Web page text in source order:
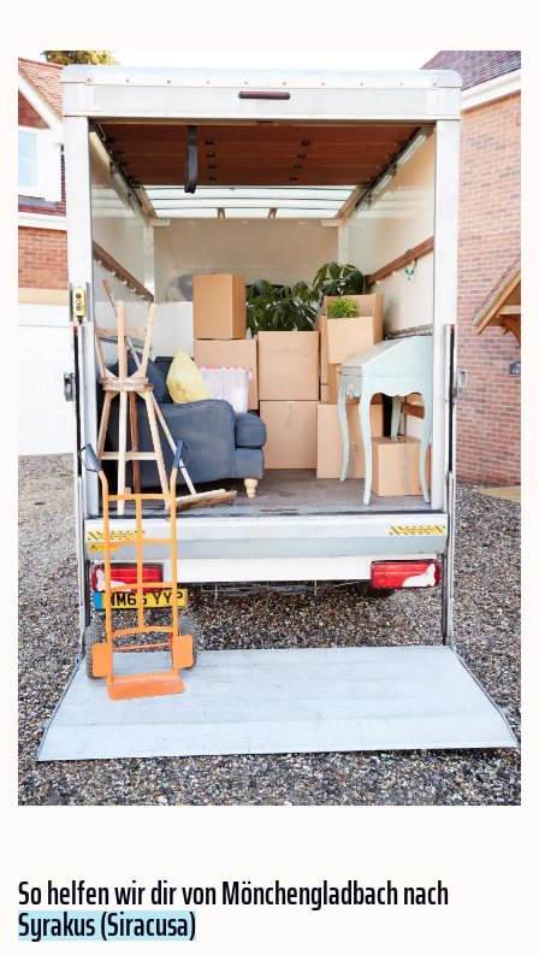
So helfen wir dir von Mönchengladbach nach
Syrakus (Siracusa)